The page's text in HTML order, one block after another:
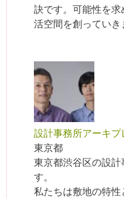
訣です。可能性を
活空間を創っていき
設計事務所アーキ
東京都
東京都渋谷区の設
す。
私たちは敷地の特性